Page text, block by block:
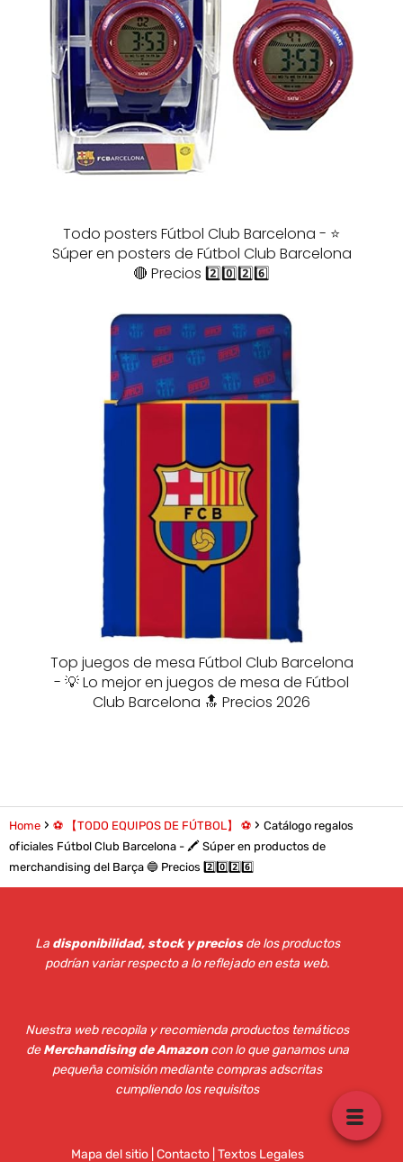
Todo posters Fútbol Club Barcelona - ⭐️
Súper en posters de Fútbol Club Barcelona
🔴 Precios 2️⃣0️⃣2️⃣6️⃣
Top juegos de mesa Fútbol Club Barcelona
- 💡 Lo mejor en juegos de mesa de Fútbol
Club Barcelona 🔝 Precios 2026
Home ⚽ 【TODO EQUIPOS DE FÚTBOL】 ⚽
Catálogo regalos
oficiales Fútbol Club Barcelona - 🖍️ Súper en productos de
merchandising del Barça 🔵 Precios 2️⃣0️⃣2️⃣6️⃣
La disponibilidad, stock y preciosde los productos
podrían variar respecto a lo reflejado en esta web.
Nuestra web recopila y recomienda productos temáticos
deMerchandising de Amazoncon lo que ganamos una
pequeña comisión mediante compras adscritas
cumpliendo los requisitos
Mapa del sitio| Contacto | Textos Legales